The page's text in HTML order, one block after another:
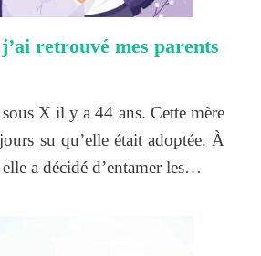
retrouvé mes parents
X il y a 44 ans. Cette mère
su qu’elle était adoptée. À
a décidé d’entamer les…